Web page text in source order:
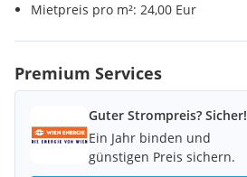
Mietpreis pro m²: 24,00 Eur
Premium Services
Guter Strompreis? Sicher!
Ein Jahr binden und
günstigen Preis sichern.